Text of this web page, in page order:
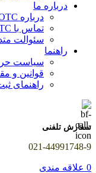
درباره ما
درباره OTC
تماس با OTC
سئوالت
راهنما
سیاست
قوانین و
راهنمای
سفارش تلفنی
021-44991748-9
0 علاقه مندی